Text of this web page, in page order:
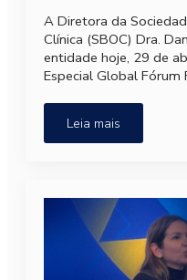
A Diretora da
Clínica (SBOC) Dra.
entidade hoje, 29 de
Especial Global Fórum
Leia mais